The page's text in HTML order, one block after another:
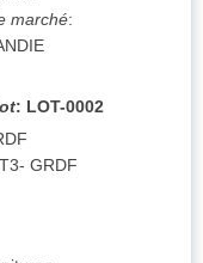
marché:
: LOT-0002
GRDF